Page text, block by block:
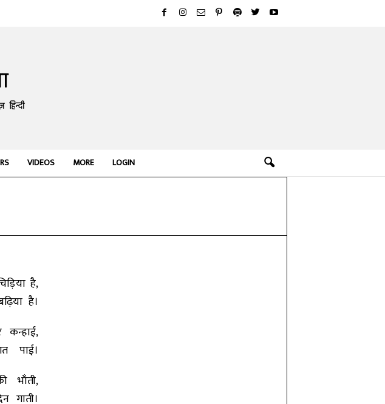
हिन्दी
VIDEOS MORE LOGIN
है,
है।
पाई।
भाँती,
गाती।